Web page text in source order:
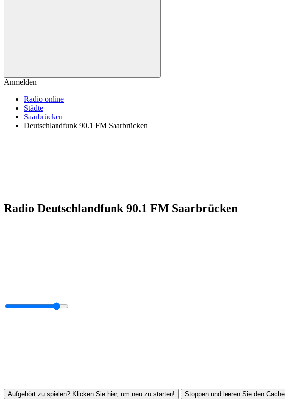
Anmelden
Radio online
Städte
Saarbrücken
Deutschlandfunk 90.1 FM Saarbrücken
Radio Deutschlandfunk 90.1 FM Saarbrücken
Aufgehört zu spielen? Klicken Sie hier, um neu zu starten! Stoppen und leeren Sie den Cache.